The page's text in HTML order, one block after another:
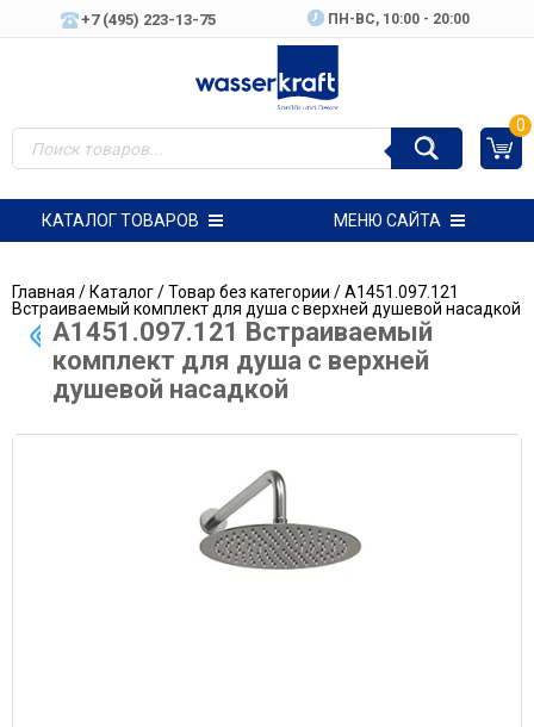
+7 (495) 223-13-75 ПН-ВC, 10:00 - 20:00
0
КАТАЛОГ ТОВАРОВ МЕНЮ САЙТА
Главная /Каталог/Товар без категории / A1451.097.121
Встраиваемый комплект для душа с верхней душевой насадкой
A1451.097.121 Встраиваемый
комплект для душа с верхней
душевой насадкой